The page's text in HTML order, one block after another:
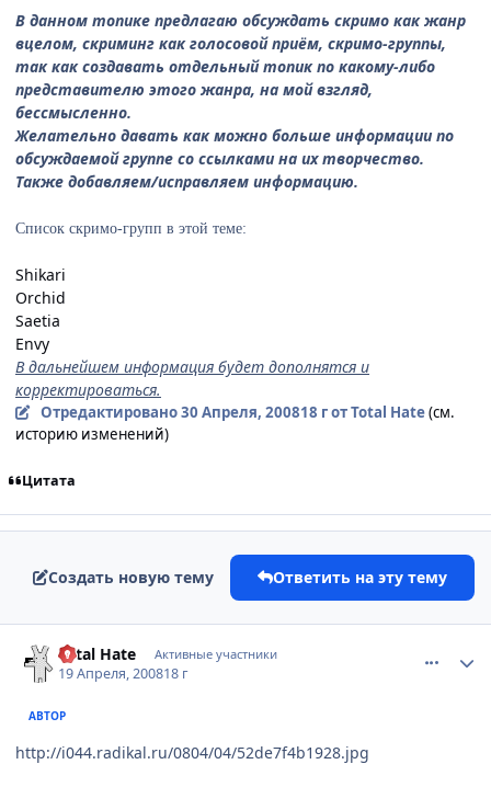
В данном топике предлагаю обсуждать скримо как жанр
вцелом, скриминг как голосовой приём, скримо-группы,
так как создавать отдельный топик по какому-либо
представителю этого жанра, на мой взгляд,
бессмысленно.
Желательно давать как можно больше информации по
обсуждаемой группе со ссылками на их творчество.
Также добавляем/исправляем информацию.
Список скримо-групп в этой теме:
Shikari
Orchid
Saetia
Envy
В дальнейшем информация будет дополнятся и
корректироваться.
Отредактировано30 Апреля, 200818 гот Total Hate(см.
историю изменений)
Цитата
Создать новую тему Ответить на эту тему
Total Hate Активные участники
19 Апреля, 200818 г
АВТОР
http://i044.radikal.ru/0804/04/52de7f4b1928.jpg